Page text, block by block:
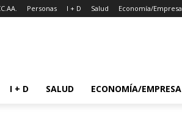
Personas I + D Salud Economía/Empresa
I + D SALUD ECONOMÍA/EMPRESA